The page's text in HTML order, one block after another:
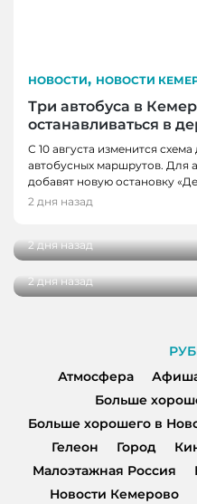
НОВОСТИ, НОВОСТИ
Три автобуса в
останавливаться в
С 10 августа изменится
автобусных маршрутов. Для
добавят новую остановку
2 дня назад
НОВОСТИ
В Кузбассе
2 дня назад
НОВОСТИ, НОВОСТИ
годом
2 дня назад
Атмосфера
Больше
Больше хорошего в
Гелеон
Город
Малоэтажная Россия
Новости Кемерово